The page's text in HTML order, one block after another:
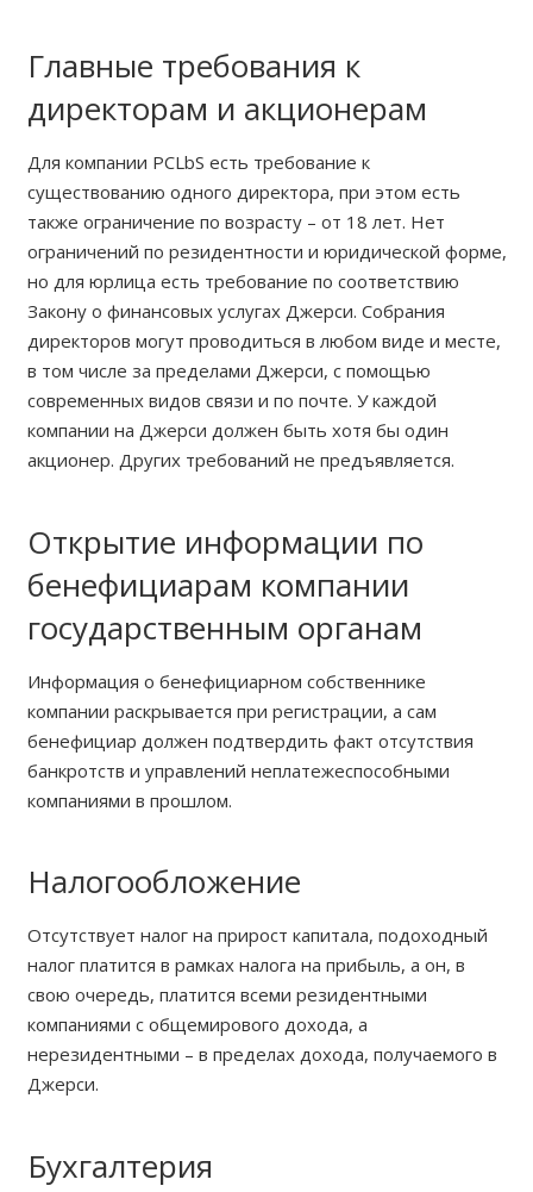
Главные требования к
директорам и акционерам
Для компании PCLbS есть требование к
существованию одного директора, при этом есть
также ограничение по возрасту – от 18 лет. Нет
ограничений по резидентности и юридической форме,
но для юрлица есть требование по соответствию
Закону о финансовых услугах Джерси. Собрания
директоров могут проводиться в любом виде и месте,
в том числе за пределами Джерси, с помощью
современных видов связи и по почте. У каждой
компании на Джерси должен быть хотя бы один
акционер. Других требований не предъявляется.
Открытие информации по
бенефициарам компании
государственным органам
Информация о бенефициарном собственнике
компании раскрывается при регистрации, а сам
бенефициар должен подтвердить факт отсутствия
банкротств и управлений неплатежеспособными
компаниями в прошлом.
Налогообложение
Отсутствует налог на прирост капитала, подоходный
налог платится в рамках налога на прибыль, а он, в
свою очередь, платится всеми резидентными
компаниями с общемирового дохода, а
нерезидентными – в пределах дохода, получаемого в
Джерси.
Бухгалтерия